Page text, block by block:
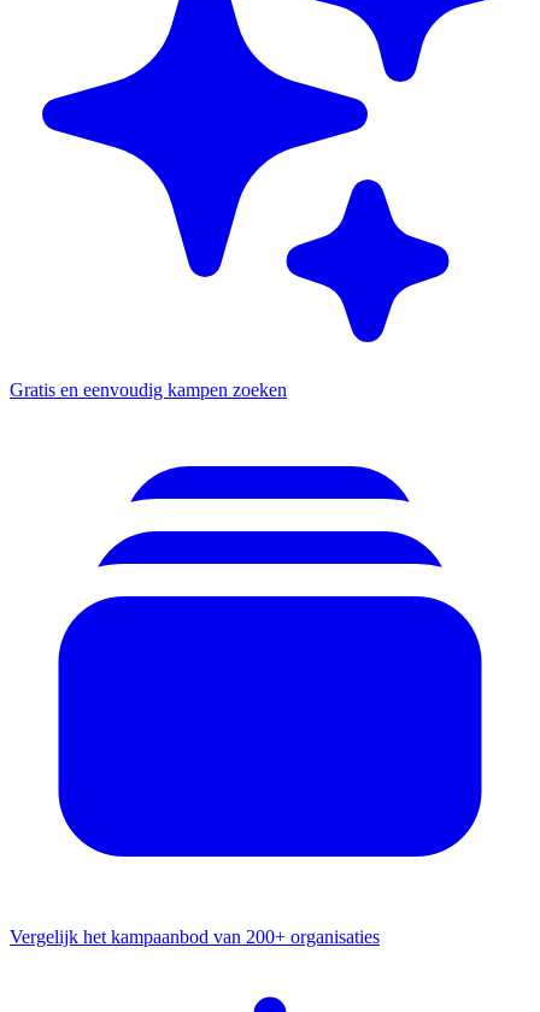
Gratis en eenvoudig kampen zoeken
Vergelijk het kampaanbod van 200+ organisaties